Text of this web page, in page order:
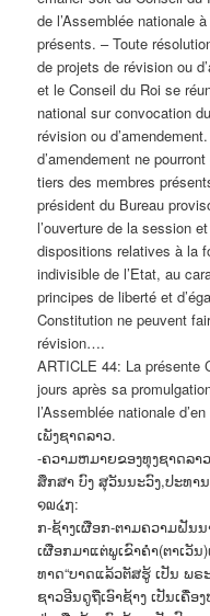
de l’Assemblée nationale
présents. – Toute
de projets de révision ou
et le Conseil du Roi se
national sur convocation
révision ou
d’amendement ne
tiers des membres
président du Bureau
l’ouverture de la session
dispositions relatives à la
indivisible de l’Etat, au
principes de liberté et
Constitution ne peuvent
révision….
ARTICLE 44: La présente
jours après sa
l’Assemblée nationale
ເພັງຊາດລາວ.
-ຄວາມຫມາຍຂອງທຸງຊາດລ
ສຶກສາ ບົງ ສຸວັນນະວົງ,ປະທ
໑໙໔໗:
ກ-ຊ້າງເຜືອກ-ຕາມຄວາມຝັນ
ເຜືອກມາແຕ່ພູເຂົາຄຳ(ຕາເວັນ
ທາດ“ບາດແລ້ວຕັສຮູ້ ເປັນ ພຣ
ຊາວອີນດູຖືເອົາຊ້າງ ເປັນເຄື່